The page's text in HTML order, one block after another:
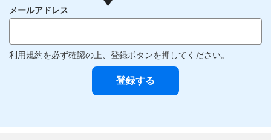
メールアドレス
利用規約を必ず確認の上、登録ボタンを押してください。